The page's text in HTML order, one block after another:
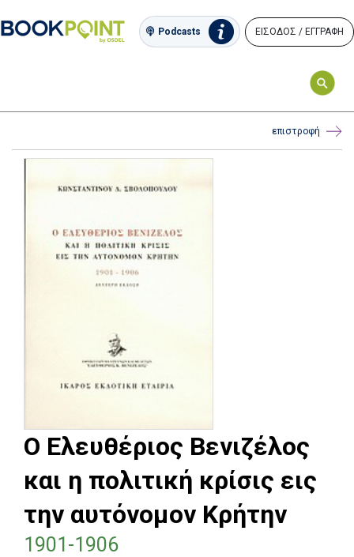
Podcasts ΕΙΣΟΔΟΣ / ΕΓΓΡΑΦΗ
επιστροφή
Ο Ελευθέριος Βενιζέλος
και η πολιτική κρίσις εις
την αυτόνομον Κρήτην
1901-1906